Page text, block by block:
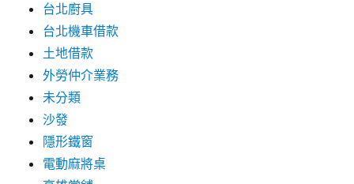
台北廚具
台北機車借款
土地借款
外勞仲介業務
未分類
沙發
隱形鐵窗
電動麻將桌